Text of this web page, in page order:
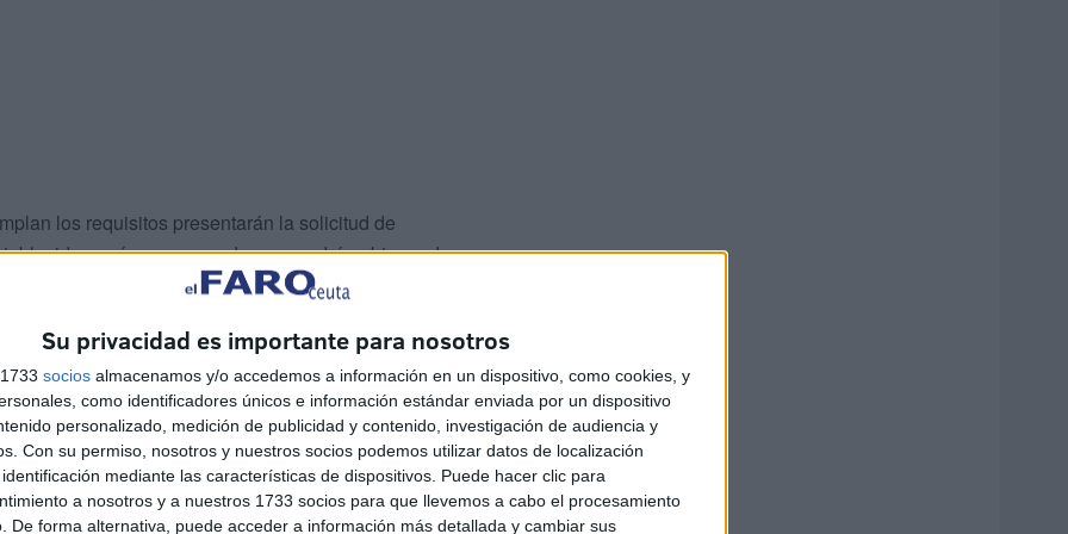
Su privacidad es importante para nosotros
socios almacenamos y/o accedemos a información en un dispositivo, como cookies, y
como identificadores únicos e información estándar enviada por un dispositivo
personalizado, medición de publicidad y contenido, investigación de audiencia y
Con su permiso, nosotros y nuestros socios podemos utilizar datos de localización
mediante las características de dispositivos. Puede hacer clic para
a nosotros y a nuestros 1733 socios para que llevemos a cabo el procesamiento
De forma alternativa, puede acceder a información más detallada y cambiar sus
los requisitos presentarán la solicitud de
según corresponda, que podrán obtener de
del Ministerio de Educación, Formación
sitio web del Ministerio de Educación, Formación
así como en los sitios web de las Direcciones